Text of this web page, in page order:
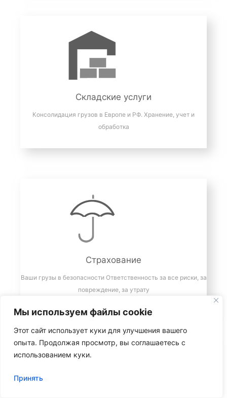
Мы используем файлы cookie
Этот сайт использует куки для улучшения вашего
опыта. Продолжая просмотр, вы соглашаетесь с
использованием куки.
Принять
Складские услуги
Консолидация грузов в Европе и РФ. Хранение, учет и
обработка
Страхование
Ваши грузы в безопасности Ответственность за все риски, за
повреждение, за утрату